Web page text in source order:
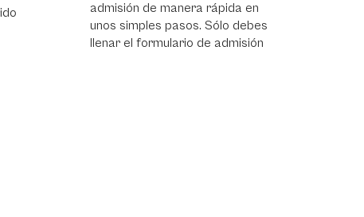
admisión de manera rápida en
unos simples pasos. Sólo debes
llenar el formulario de admisión